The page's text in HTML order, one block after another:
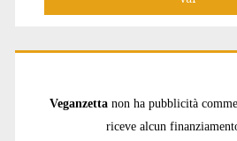
Veganzetta non ha pubblicità
riceve alcun